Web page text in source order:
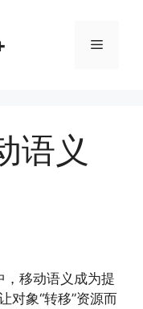
菜
语义
移动语义成为提
对象“转移”资源而